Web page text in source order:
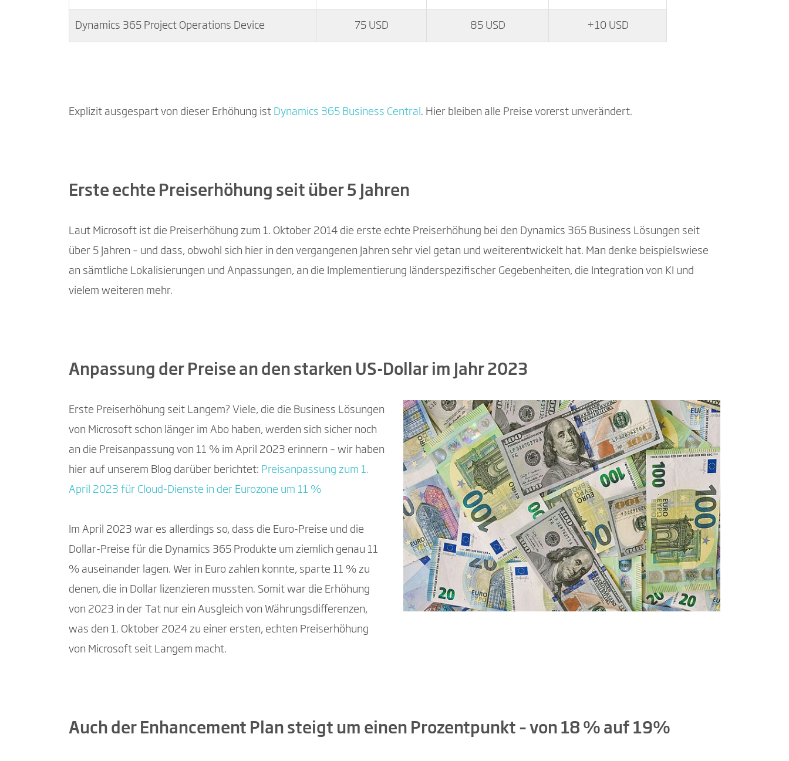
Dynamics 365 Project Operations Device 75 USD 85 USD +10 USD
Explizit ausgespart von dieser Erhöhung ist Dynamics 365 Business Central . Hier bleiben alle Preise vorerst unverändert.
Erste echte Preiserhöhung seit über 5 Jahren
Laut Microsoft ist die Preiserhöhung zum 1. Oktober 2014 die erste echte Preiserhöhung bei den Dynamics 365 Business Lösungen seit
über 5 Jahren – und dass, obwohl sich hier in den vergangenen Jahren sehr viel getan und weiterentwickelt hat. Man denke beispielswiese
an sämtliche Lokalisierungen und Anpassungen, an die Implementierung länderspezifischer Gegebenheiten, die Integration von KI und
vielem weiteren mehr.
Anpassung der Preise an den starken US-Dollar im Jahr 2023
Erste Preiserhöhung seit Langem? Viele, die die Business Lösungen
von Microsoft schon länger im Abo haben, werden sich sicher noch
an die Preisanpassung von 11 % im April 2023 erinnern – wir haben
hier auf unserem Blog darüber berichtet: Preisanpassung zum 1.
April 2023 für Cloud-Dienste in der Eurozone um 11 %
Im April 2023 war es allerdings so, dass die Euro-Preise und die
Dollar-Preise für die Dynamics 365 Produkte um ziemlich genau 11
% auseinander lagen. Wer in Euro zahlen konnte, sparte 11 % zu
denen, die in Dollar lizenzieren mussten. Somit war die Erhöhung
von 2023 in der Tat nur ein Ausgleich von Währungsdifferenzen,
was den 1. Oktober 2024 zu einer ersten, echten Preiserhöhung
von Microsoft seit Langem macht.
Auch der Enhancement Plan steigt um einen Prozentpunkt – von 18 % auf 19%